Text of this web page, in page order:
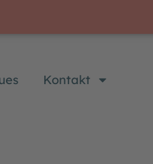
Kontakt